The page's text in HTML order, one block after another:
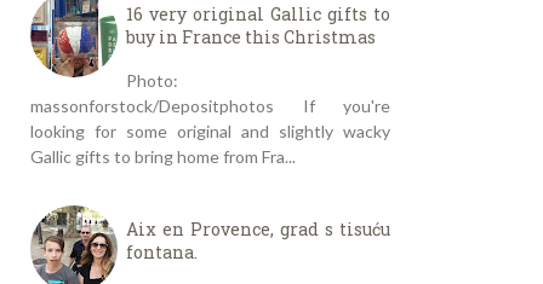
16 very original Gallic gifts to
buy in France this Christmas
Photo:
massonforstock/Depositphotos If you're
looking for some original and slightly wacky
Gallic gifts to bring home from Fra...
Aix en Provence, grad s tisuću
fontana.